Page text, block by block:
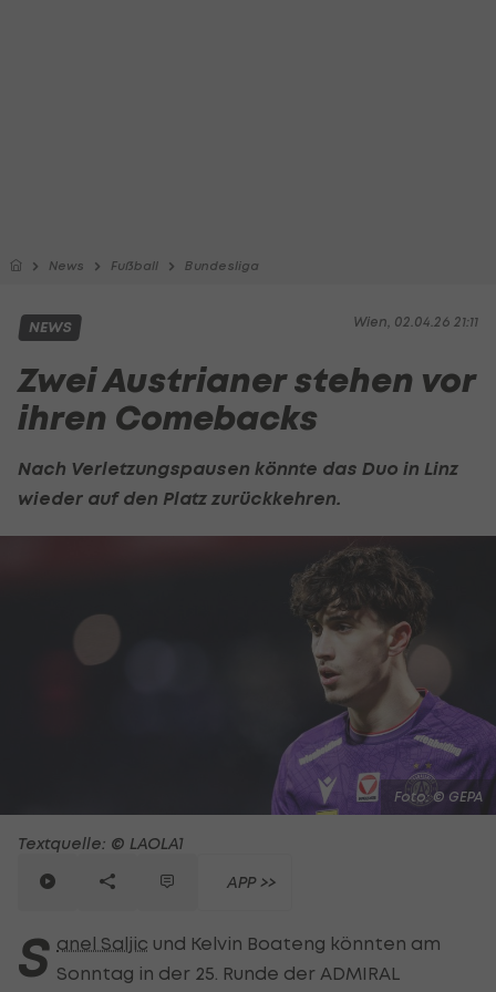
News Fußball Bundesliga
Wien, 02.04.26 21:11
NEWS
Zwei Austrianer stehen vor
ihren Comebacks
Nach Verletzungspausen könnte das Duo in Linz
wieder auf den Platz zurückkehren.
Foto: © GEPA
Textquelle: © LAOLA1
APP >>
S anel Saljic und Kelvin Boateng könnten am
Sonntag in der 25. Runde der ADMIRAL